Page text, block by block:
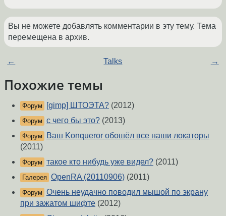
Вы не можете добавлять комментарии в эту тему. Тема
перемещена в архив.
← Talks →
Похожие темы
Форум [gimp] ШТОЭТА? (2012)
Форум с чего бы это? (2013)
Форум
Ваш Konqueror обошёл все наши локаторы
(2011)
Форум такое кто нибудь уже видел? (2011)
Галерея OpenRA (20110906) (2011)
Форум Очень неудачно поводил мышой по экрану
при зажатом шифте (2012)